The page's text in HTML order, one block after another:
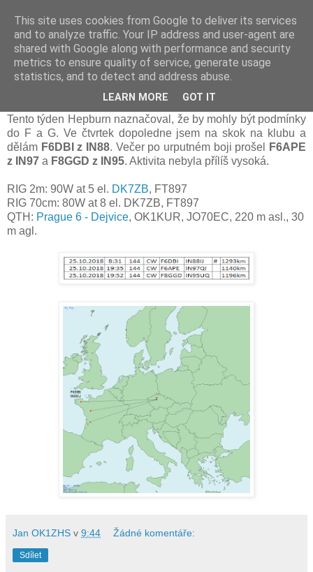
Prdec - Pardubice Hradec
Tropo podmínky od 25.10. 2018
Tento týden Hepburn naznačoval, že by mohly být podmínky
do F a G. Ve čtvrtek dopoledne jsem na skok na klubu a
dělám F6DBI z IN88. Večer po urputném boji prošel
F6APE
z IN97 a F8GGD z IN95. Aktivita nebyla přílíš vysoká.
RIG 2m: 90W at 5 el. DK7ZB, FT897
RIG 70cm: 80W at 8 el. DK7ZB, FT897
QTH: Prague 6 - Dejvice, OK1KUR, JO70EC, 220 m asl., 30
m agl.
Jan OK1ZHS v 9:44 Žádné komentáře:
Sdílet
This site uses cookies from Google to deliver its services
and to analyze traffic. Your IP address and user-agent are
shared with Google along with performance and security
metrics to ensure quality of service, generate usage
statistics, and to detect and address abuse.
LEARN MORE GOT IT